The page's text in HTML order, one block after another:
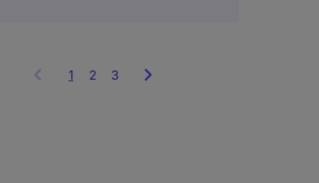
1 Showing
2 3